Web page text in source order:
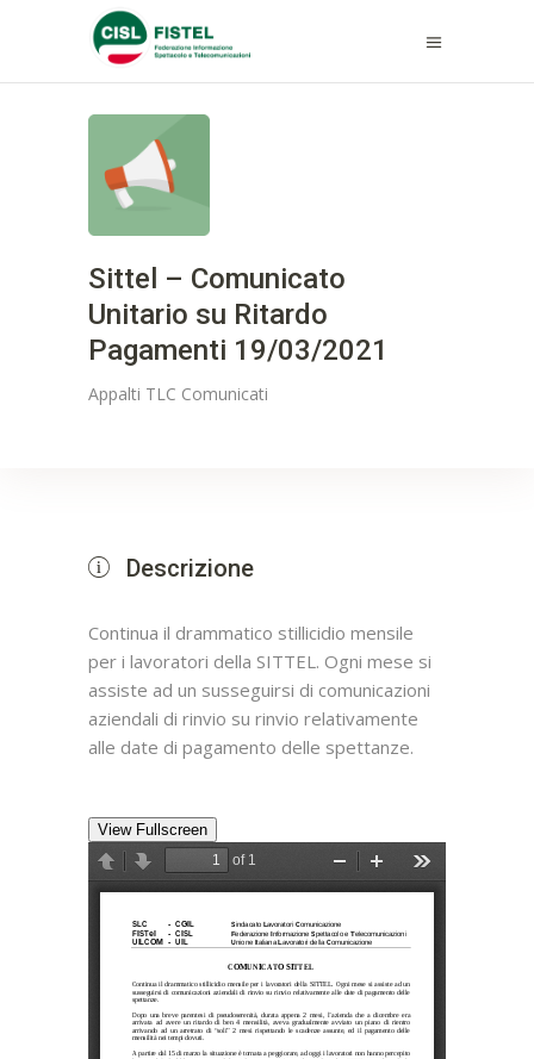
Sittel – Comunicato
Unitario su Ritardo
Pagamenti 19/03/2021
Appalti TLC Comunicati
Descrizione
Continua il drammatico stillicidio mensile
per i lavoratori della SITTEL. Ogni mese si
assiste ad un susseguirsi di comunicazioni
aziendali di rinvio su rinvio relativamente
alle date di pagamento delle spettanze.
View Fullscreen